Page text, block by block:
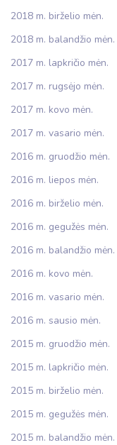
2018 m. birželio mėn.
2018 m. balandžio mėn.
2017 m. lapkričio mėn.
2017 m. rugsėjo mėn.
2017 m. kovo mėn.
2017 m. vasario mėn.
2016 m. gruodžio mėn.
2016 m. liepos mėn.
2016 m. birželio mėn.
2016 m. gegužės mėn.
2016 m. balandžio mėn.
2016 m. kovo mėn.
2016 m. vasario mėn.
2016 m. sausio mėn.
2015 m. gruodžio mėn.
2015 m. lapkričio mėn.
2015 m. birželio mėn.
2015 m. gegužės mėn.
2015 m. balandžio mėn.